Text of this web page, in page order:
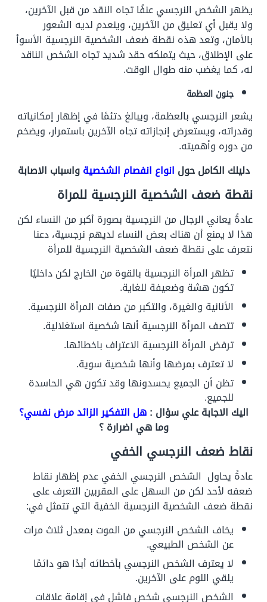
يظهر الشخص النرجسي عنفًا تجاه النقد من قبل الآخرين،
ولا يقبل أي تعليق من الآخرين، وينعدم لديه الشعور
بالأمان، وتعد هذه نقطة ضعف الشخصية النرجسية الأسوأ
على الإطلاق، حيث يتملكه حقد شديد تجاه الشخص الناقد
له، كما يغضب منه طوال الوقت.
جنون العظمة
يشعر النرجسي بالعظمة، ويبالغ دتئمًا في إظهار إمكانياته
وقدراته، ويستعرض إنجازاته تجاه الآخرين باستمرار، ويضخم
من دوره وأهميته.
دليلك الكامل حول انواع انفصام الشخصيةواسباب الاصابة
نقطة ضعف الشخصية النرجسية للمراة
عادةً يعاني الرجال من النرجسية بصورة أكبر من النساء لكن
هذا لا يمنع أن هناك بعض النساء لديهم نرجسية، دعنا
نتعرف على نقطة ضعف الشخصية النرجسية للمرأة
تظهر المرأة النرجسية بالقوة من الخارج لكن داخليًا
تكون هشة وضعيفة للغاية.
الأنانية والغيرة، والتكبر من صفات المرأة النرجسية.
تتصف المرأة النرجسية أنها شخصية استغلالية.
ترفض المرأة النرجسية الاعتراف باخطائها.
لا تعترف بمرضها وأنها شخصية سوية.
تظن أن الجميع يحسدونها وقد تكون هي الحاسدة
للجميع.
اليك الاجابة علي سؤال :هل التفكير الزائد مرض نفسي؟
وما هي اضرارة ؟
نقاط ضعف النرجسي الخفي
عادةً يحاول الشخص النرجسي الخفي عدم إظهار نقاط
ضعفه لأحد لكن من السهل على المقربين التعرف على
نقطة ضعف الشخصية النرجسية الخفية التي تتمثل في:
يخاف الشخص النرجسي من الموت بمعدل ثلاث مرات
عن الشخص الطبيعي.
لا يعترف الشخص النرجسي بأخطائه أبدًا هو دائمًا
يلقي اللوم على الآخرين.
الشخص النرجسي شخص فاشل في إقامة علاقات